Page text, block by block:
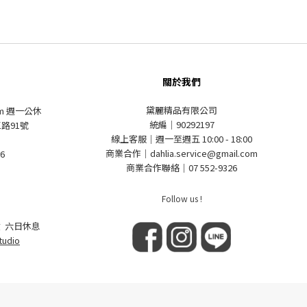
週一公休
91號
六日休息
關於我們
黛麗精品有限公司
統編｜90292197
線上客服｜週一至週五 10:00 - 18:00
商業合作｜dahlia.service@gmail.com
商業合作聯絡｜07 552-9326
Follow us !